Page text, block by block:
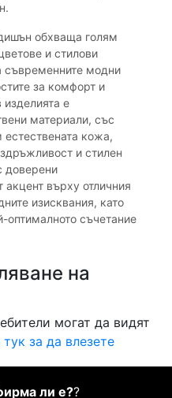
обхваща голям
и стилови
съвременните модни
за комфорт и
изделията е
материали, със
кожа,
и стилен
доверени
акцент върху отличния
изисквания, като
оптималното съчетание
на
могат да видят
за да влезете
ли е??